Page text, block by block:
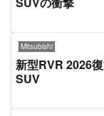
Mitsubishi
新型RVR 2026
SUV